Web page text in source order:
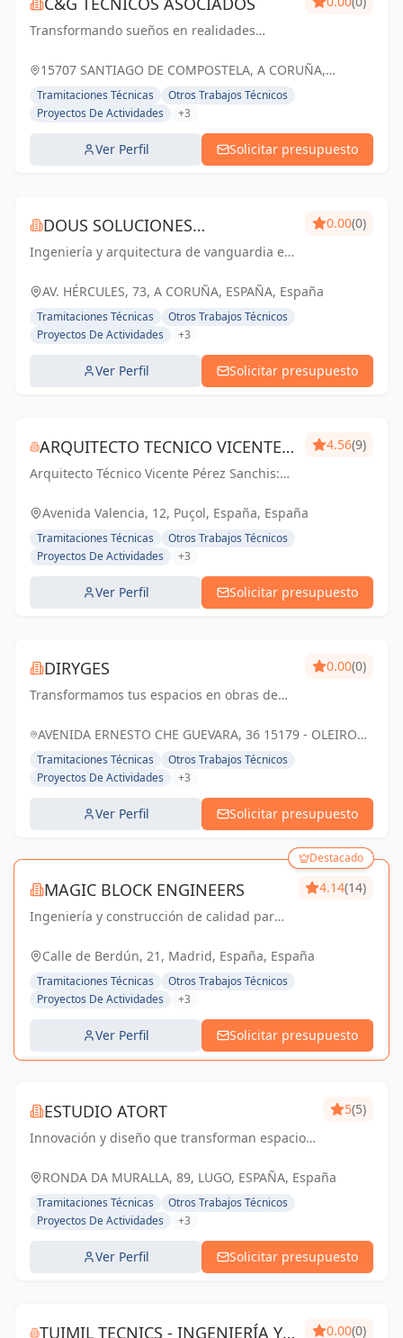
Transformando sueños en realidades
15707 SANTIAGO DE COMPOSTELA, A CORUÑA,
ESPAÑA, España
Tramitaciones Técnicas
Otros Trabajos Técnicos
Proyectos De Actividades
+3
Ver Perfil Solicitar presupuesto
DOUS SOLUCIONES
CONSTRUCTIVAS
Ingeniería y arquitectura de vanguardia en
con calidad y compromiso.
0.00(0)
AV. HÉRCULES, 73, A CORUÑA, ESPAÑA, España
Tramitaciones Técnicas
Otros Trabajos Técnicos
Proyectos De Actividades
+3
Ver Perfil Solicitar presupuesto
ARQUITECTO TECNICO VICENTE
PÉREZ SANCHIS
Arquitecto Técnico Vicente Pérez Sanchis:
transformando ideas en realidad.
4.56(9)
Avenida Valencia, 12, Puçol, España, España
Tramitaciones Técnicas
Otros Trabajos Técnicos
Proyectos De Actividades
+3
Ver Perfil Solicitar presupuesto
DIRYGES
Transformamos tus espacios en obras de
superando tus expectativas
0.00(0)
AVENIDA ERNESTO CHE GUEVARA, 36 15179 - OLEIROS
A CORUÑA, ESPAÑA, España
Tramitaciones Técnicas
Otros Trabajos Técnicos
Proyectos De Actividades
+3
Ver Perfil Solicitar presupuesto
Destacado
MAGIC BLOCK ENGINEERS
Ingeniería y construcción de calidad para
Nueva.
4.14(14)
Calle de Berdún, 21, Madrid, España, España
Tramitaciones Técnicas
Otros Trabajos Técnicos
Proyectos De Actividades
+3
Ver Perfil Solicitar presupuesto
ESTUDIO ATORT
Innovación y diseño que transforman espacios
5(5)
RONDA DA MURALLA, 89, LUGO, ESPAÑA, España
Tramitaciones Técnicas
Otros Trabajos Técnicos
Proyectos De Actividades
+3
Ver Perfil Solicitar presupuesto
TUIMIL TECNICS - INGENIERÍA Y 0.00(0)